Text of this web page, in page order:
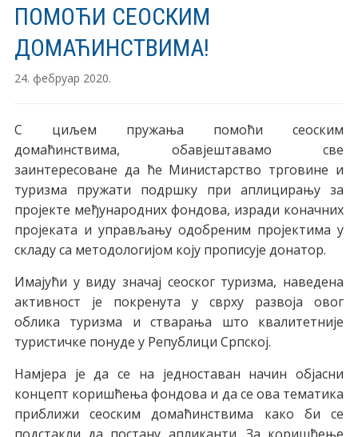
ПОМОЋИ СЕОСКИМ
ДОМАЋИНСТВИМА!
24. фебруар 2020.
С циљем пружања помоћи сеоским
домаћинствима, обавјештавамо све
заинтересоване да ће Министарство трговине и
туризма пружати подршку при аплицирању за
пројекте међународних фондова, изради коначних
пројеката и управљању одобреним пројектима у
складу са методологијом коју прописује донатор.
Имајући у виду значај сеоског туризма, наведена
активност је покренута у сврху развоја овог
облика туризма и стварања што квалитетније
туристичке понуде у Републици Српској.
Намјера је да се на једноставан начин објасни
концепт коришћења фондова и да се ова тематика
приближи сеоским домаћинствима како би се